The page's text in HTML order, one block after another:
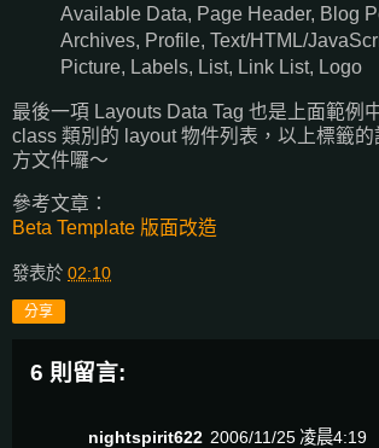
Available Data, Page Header, Blog
Archives, Profile, Text/HTML/
Picture, Labels, List, Link List, Logo
最後一項 Layouts Data Tag 也是上面範例
class 類別的 layout 物件列表，以上標籤
方文件囉～
參考文章：
Beta Template 版面改造
發表於 02:10
分享
6 則留言:
nightspirit622 2006/11/25 凌晨4:19